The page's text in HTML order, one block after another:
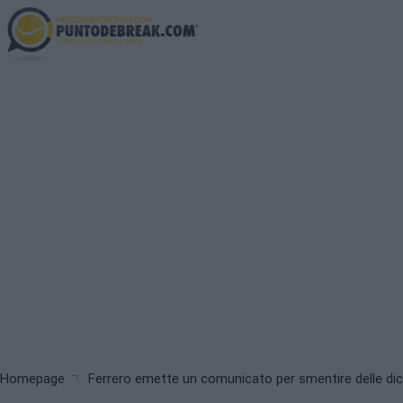
Skip
to
main
Breadcrumb
Homepage Ferrero emette un comunicato per smentire delle